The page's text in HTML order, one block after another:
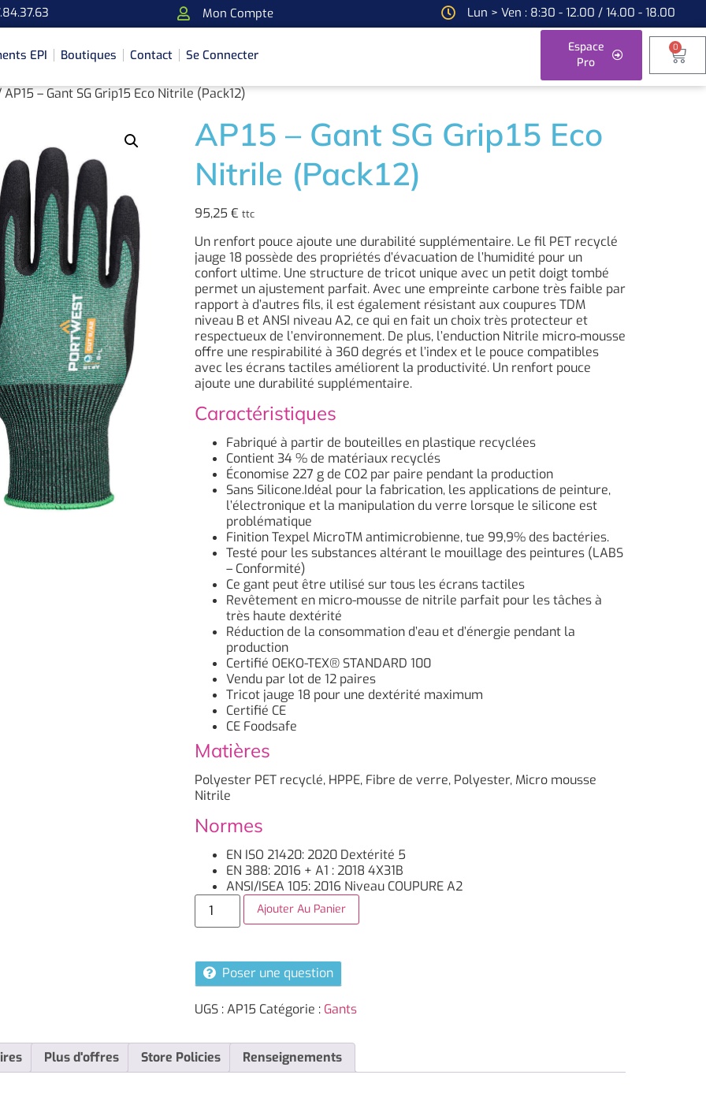
Mon Compte Lun > Ven : 8:30 - 12.00 / 14.00 - 18.00
Espace
Pro
EPI Boutiques Contact Se Connecter
0
– Gant SG Grip15 Eco Nitrile (Pack12)
AP15 – Gant SG Grip15 Eco
Nitrile (Pack12)
95,25 € ttc
Un renfort pouce ajoute une durabilité supplémentaire. Le fil PET recyclé
jauge 18 possède des propriétés d’évacuation de l’humidité pour un
confort ultime. Une structure de tricot unique avec un petit doigt tombé
permet un ajustement parfait. Avec une empreinte carbone très faible par
rapport à d’autres fils, il est également résistant aux coupures TDM
niveau B et ANSI niveau A2, ce qui en fait un choix très protecteur et
respectueux de l’environnement. De plus, l’enduction Nitrile micro-mousse
offre une respirabilité à 360 degrés et l’index et le pouce compatibles
avec les écrans tactiles améliorent la productivité. Un renfort pouce
ajoute une durabilité supplémentaire.
Caractéristiques
Fabriqué à partir de bouteilles en plastique recyclées
Contient 34 % de matériaux recyclés
Économise 227 g de CO2 par paire pendant la production
Sans Silicone.Idéal pour la fabrication, les applications de peinture,
l’électronique et la manipulation du verre lorsque le silicone est
problématique
Finition Texpel MicroTM antimicrobienne, tue 99,9% des bactéries.
Testé pour les substances altérant le mouillage des peintures (LABS
– Conformité)
Ce gant peut être utilisé sur tous les écrans tactiles
Revêtement en micro-mousse de nitrile parfait pour les tâches à
très haute dextérité
Réduction de la consommation d’eau et d’énergie pendant la
production
Certifié OEKO-TEX® STANDARD 100
Vendu par lot de 12 paires
Tricot jauge 18 pour une dextérité maximum
Certifié CE
CE Foodsafe
Matières
Polyester PET recyclé, HPPE, Fibre de verre, Polyester, Micro mousse
Nitrile
Normes
EN ISO 21420: 2020 Dextérité 5
EN 388: 2016 + A1 : 2018 4X31B
ANSI/ISEA 105: 2016 Niveau COUPURE A2
Ajouter Au Panier
Poser une question
UGS :AP15 Catégorie : Gants
Plus d'offres Store Policies Renseignements